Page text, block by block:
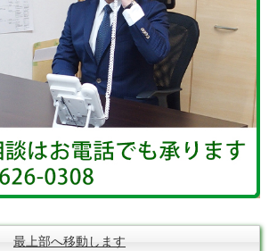
最上部へ移動します